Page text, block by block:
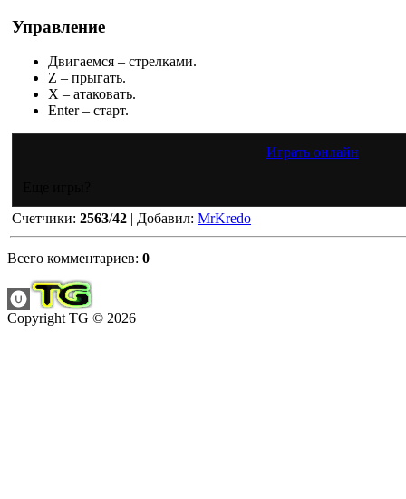
Управление
Двигаемся – стрелками.
Z – прыгать.
X – атаковать.
Enter – старт.
Играть онлайн
Счетчики: 2563/42 | Добавил: MrKredo
Всего комментариев: 0
Copyright TG © 2026